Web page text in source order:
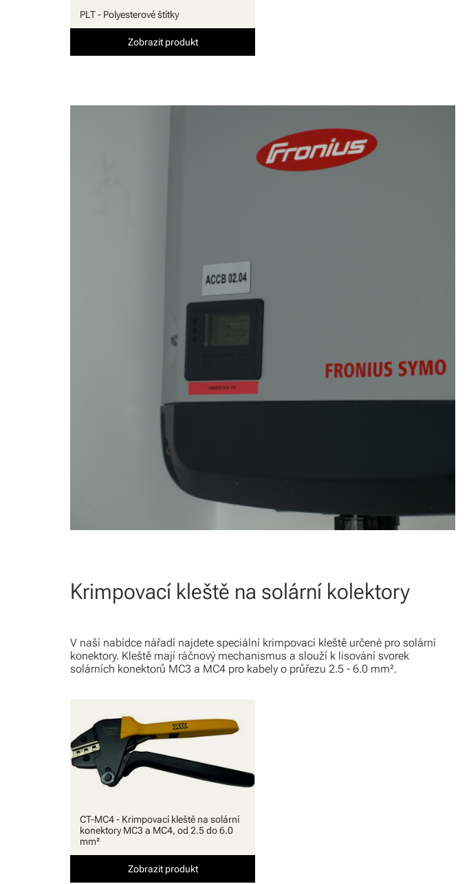
PLT - Polyesterové štítky
Zobrazit produkt
Krimpovací kleště na solární kolektory
V naší nabídce nářadí najdete speciální krimpovací kleště určené pro solární
konektory. Kleště mají ráčnový mechanismus a slouží k lisování svorek
solárních konektorů MC3 a MC4 pro kabely o průřezu 2.5 - 6.0 mm².
CT-MC4 - Krimpovací kleště na solární
konektory MC3 a MC4, od 2.5 do 6.0
mm²
Zobrazit produkt